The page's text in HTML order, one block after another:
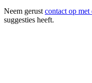
Neem gerustcontact op met
suggesties heeft.